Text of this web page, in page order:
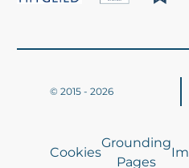
© 2015 - 2026
Cookies
Grounding
Pages